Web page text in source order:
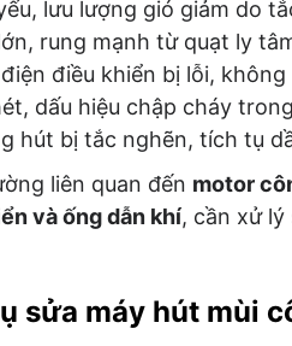
lưu lượng gió giảm do
rung mạnh từ quạt ly
điều khiển bị lỗi,
dấu hiệu chập cháy
hút bị tắc nghẽn, tích tụ
liên quan đến motor
và ống dẫn khí, cần xử
sửa máy hút mùi